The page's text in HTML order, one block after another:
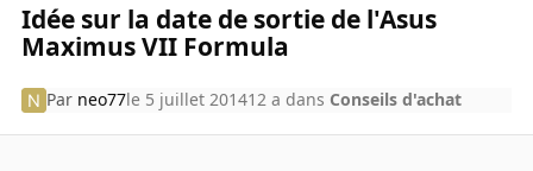
Idée sur la date de sortie de l'Asus
Maximus VII Formula
Par neo77le 5 juillet 201412 a dans Conseils d'achat